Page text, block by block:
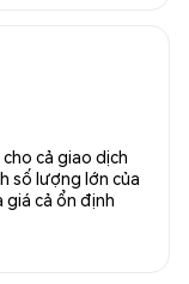
cả giao dịch
số lượng lớn của
giá cả ổn định